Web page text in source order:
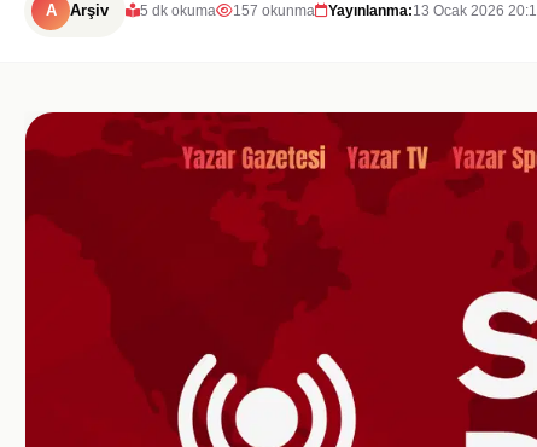
A Arşiv 5 dk okuma 157 okunma Yayınlanma:13 Ocak 2026